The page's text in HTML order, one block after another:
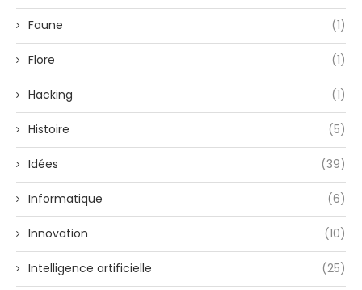
Faune (1)
Flore (1)
Hacking (1)
Histoire (5)
Idées (39)
Informatique (6)
Innovation (10)
Intelligence artificielle (25)